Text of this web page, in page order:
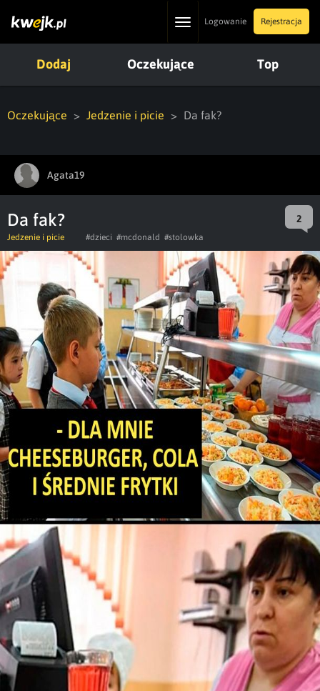
ToggleLogowanie Rejestracja
Dodaj Oczekujące Top
Oczekujące Jedzenie i picie Da fak?
Agata19
Da fak? 2
Jedzenie i picie #dzieci #mcdonald #stolowka